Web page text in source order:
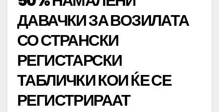
ДАВАЧКИ ЗА ВОЗИЛАТА
СО СТРАНСКИ
РЕГИСТАРСКИ
ТАБЛИЧКИ КОИ ЌЕ СЕ
РЕГИСТРИРААТ